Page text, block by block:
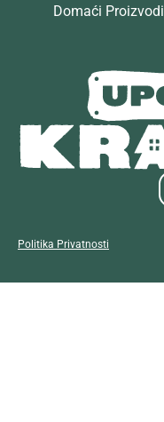
Domaći Proizvodi
Politika Privatnosti